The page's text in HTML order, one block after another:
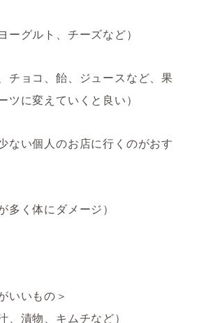
ーグルト、チーズなど）
チョコ、飴、ジュースなど、果
ツに変えていくと良い）
ない個人のお店に行くのがおす
多く体にダメージ）
いいもの＞
、漬物、キムチなど）